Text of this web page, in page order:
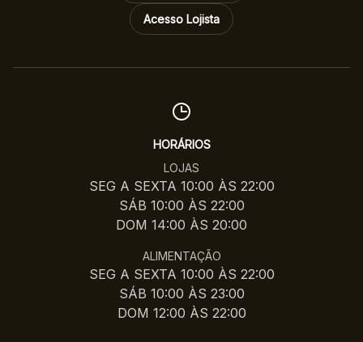
Acesso Lojista
HORÁRIOS
LOJAS
SEG A SEXTA 10:00 ÀS 22:00
SÁB 10:00 ÀS 22:00
DOM 14:00 ÀS 20:00
ALIMENTAÇÃO
SEG A SEXTA 10:00 ÀS 22:00
SÁB 10:00 ÀS 23:00
DOM 12:00 ÀS 22:00